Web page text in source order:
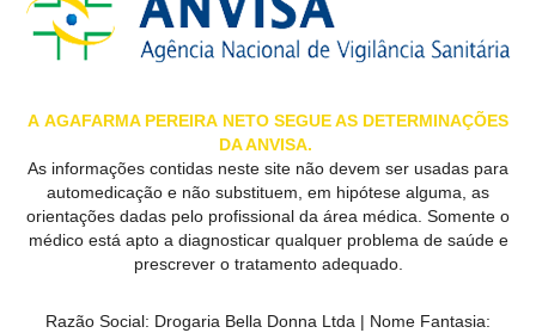
CENTRAL
DE
ATENDIMENTO
MAIS
PRÓXIMA
DO
A AGAFARMA PEREIRA NETO SEGUE AS DETERMINAÇÕES
DA ANVISA.
As informações contidas neste site não devem ser usadas para
automedicação e não substituem, em hipótese alguma, as
orientações dadas pelo profissional da área médica. Somente o
médico está apto a diagnosticar qualquer problema de saúde e
prescrever o tratamento adequado.
Razão Social: Drogaria Bella Donna Ltda | Nome Fantasia: